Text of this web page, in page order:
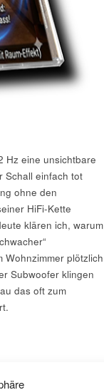
Hz eine unsichtbare
Schall einfach tot
ohne den
HiFi-Kette
klären ich, warum
Wohnzimmer plötzlich
Subwoofer klingen
das oft zum